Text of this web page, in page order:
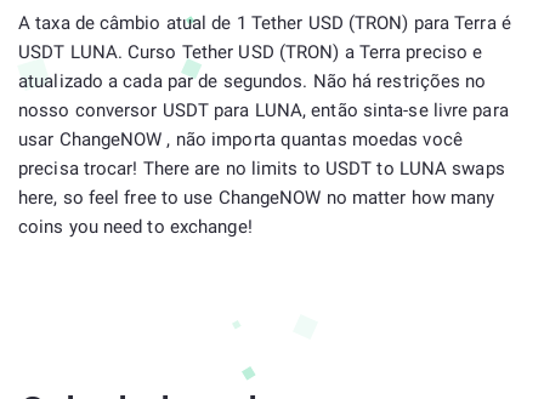
A taxa de câmbio atual de 1 Tether USD (TRON) para Terra é
USDT LUNA. Curso Tether USD (TRON) a Terra preciso e
atualizado a cada par de segundos. Não há restrições no
nosso conversor USDT para LUNA, então sinta-se livre para
usar ChangeNOW , não importa quantas moedas você
precisa trocar! There are no limits to USDT to LUNA swaps
here, so feel free to use ChangeNOW no matter how many
coins you need to exchange!